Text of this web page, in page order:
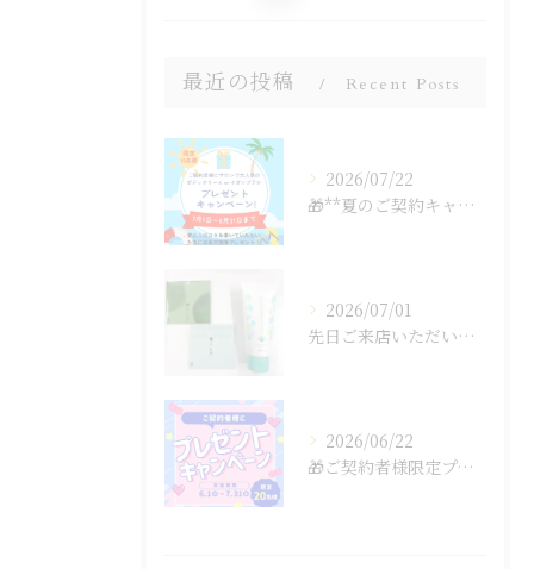
最近の投稿 Recent Posts
2026/07/22
🎁**夏のご契約キャンペーン開催中！**🎁
2026/07/01
先日ご来店いただいたお客様から、よーじやのあぶらとり紙とラム...
2026/06/22
🎁ご契約者様限定プレゼントキャンペーン🎁